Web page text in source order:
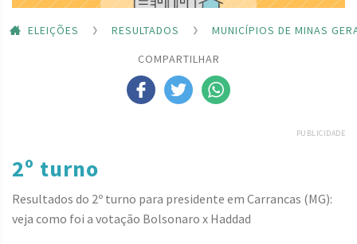
ELEIÇÕES RESULTADOS
MUNICÍPIOS DE MINAS
COMPARTILHAR
PUBLICIDADE
2º turno
Resultados do 2º turno para presidente em Carrancas (MG):
veja como foi a votação Bolsonaro x Haddad